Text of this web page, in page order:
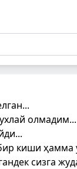
олмадим...
киши ҳамма
сизга